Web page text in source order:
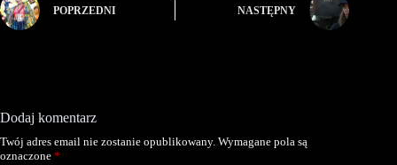
POPRZEDNI NASTĘPNY
Dodaj komentarz
Twój adres email nie zostanie opublikowany. Wymagane pola są
oznaczone *